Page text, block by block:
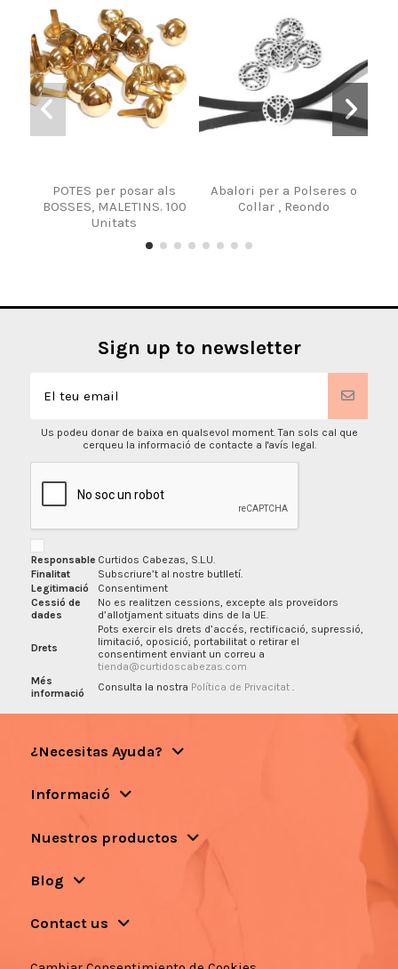
POTES per posar als
BOSSES, MALETINS. 100
Unitats
Abalori per a Polseres o
Collar , Reondo
Sign up to newsletter
Us podeu donar de baixa en qualsevol moment. Tan sols cal que
cerqueu la informació de contacte a l'avís legal.
Responsable Curtidos Cabezas, S.L.U.
Finalitat
Subscriure’t al nostre butlletí.
Legitimació
Consentiment
Cessió de
dades
No es realitzen cessions, excepte als proveïdors
d’allotjament situats dins de la UE.
Drets
Pots exercir els drets d’accés, rectificació, supressió,
limitació, oposició, portabilitat o retirar el
consentiment enviant un correu a
tienda@curtidoscabezas.com
Més
informació
Consulta la nostra Política de Privacitat
¿Necesitas Ayuda?
Informació
Nuestros productos
Blog
Contact us